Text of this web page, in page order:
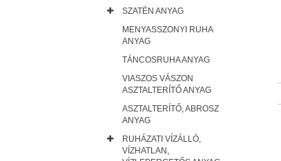
SZATÉN ANYAG
MENYASSZONYI RUHA
ANYAG
TÁNCOSRUHA ANYAG
VIASZOS VÁSZON
ASZTALTERÍTŐ ANYAG
ASZTALTERÍTŐ, ABROSZ
ANYAG
RUHÁZATI VÍZÁLLÓ,
VÍZHATLAN,